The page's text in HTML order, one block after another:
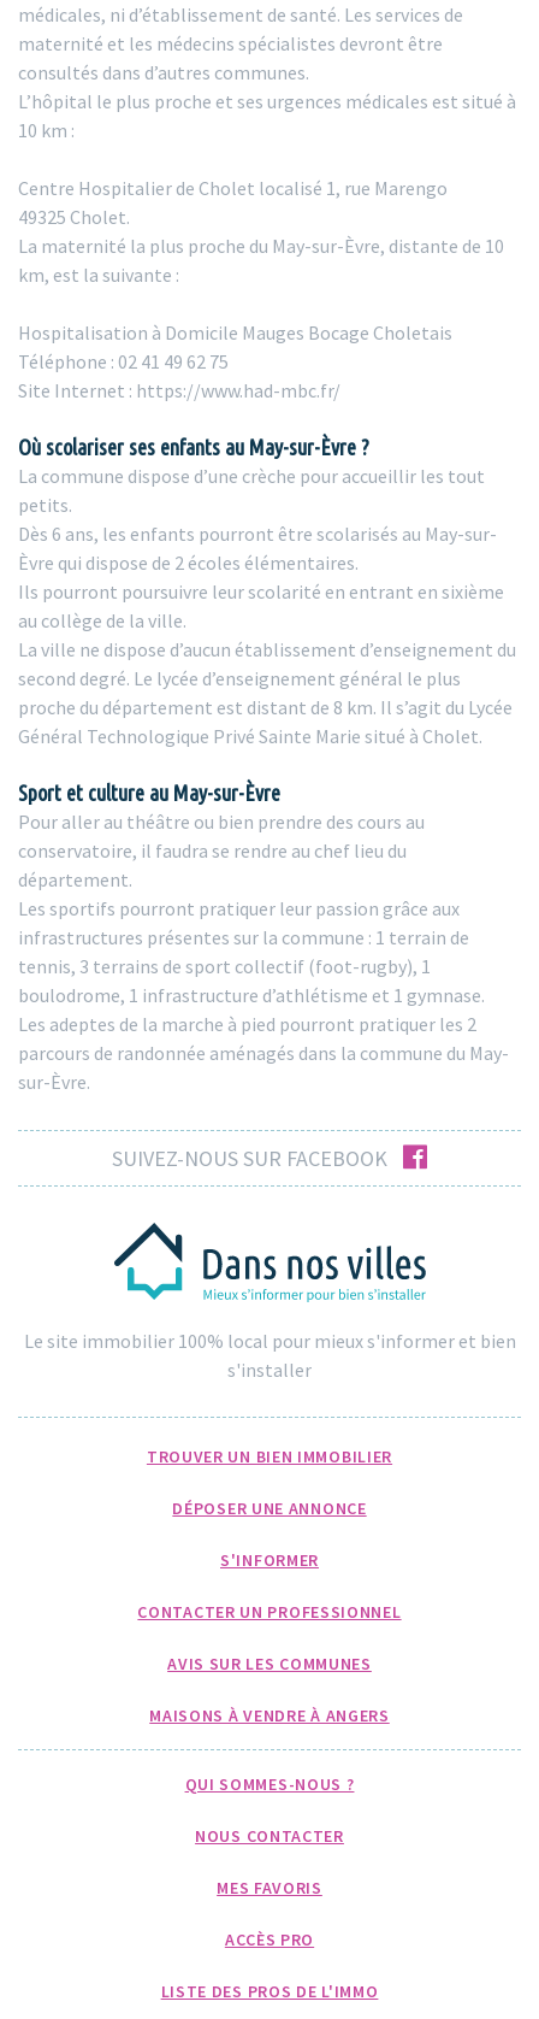
médicales, ni d’établissement de santé. Les services de
maternité et les médecins spécialistes devront être
consultés dans d’autres communes.
L’hôpital le plus proche et ses urgences médicales est situé à
10 km :
Centre Hospitalier de Cholet localisé 1, rue Marengo
49325 Cholet.
La maternité la plus proche du May-sur-Èvre, distante de 10
km, est la suivante :
Hospitalisation à Domicile Mauges Bocage Choletais
Téléphone : 02 41 49 62 75
Site Internet : https://www.had-mbc.fr/
Où scolariser ses enfants au May-sur-Èvre ?
La commune dispose d’une crèche pour accueillir les tout
petits.
Dès 6 ans, les enfants pourront être scolarisés au May-sur-
Èvre qui dispose de 2 écoles élémentaires.
Ils pourront poursuivre leur scolarité en entrant en sixième
au collège de la ville.
La ville ne dispose d’aucun établissement d’enseignement du
second degré. Le lycée d’enseignement général le plus
proche du département est distant de 8 km. Il s’agit du Lycée
Général Technologique Privé Sainte Marie situé à Cholet.
Sport et culture au May-sur-Èvre
Pour aller au théâtre ou bien prendre des cours au
conservatoire, il faudra se rendre au chef lieu du
département.
Les sportifs pourront pratiquer leur passion grâce aux
infrastructures présentes sur la commune : 1 terrain de
tennis, 3 terrains de sport collectif (foot-rugby), 1
boulodrome, 1 infrastructure d’athlétisme et 1 gymnase.
Les adeptes de la marche à pied pourront pratiquer les 2
parcours de randonnée aménagés dans la commune du May-
sur-Èvre.
SUIVEZ-NOUS SUR FACEBOOK facebook
Le site immobilier 100% local pour mieux s'informer et bien
s'installer
TROUVER UN BIEN IMMOBILIER
DÉPOSER UNE ANNONCE
S'INFORMER
CONTACTER UN PROFESSIONNEL
AVIS SUR LES COMMUNES
MAISONS À VENDRE À ANGERS
QUI SOMMES-NOUS ?
NOUS CONTACTER
MES FAVORIS
ACCÈS PRO
LISTE DES PROS DE L'IMMO